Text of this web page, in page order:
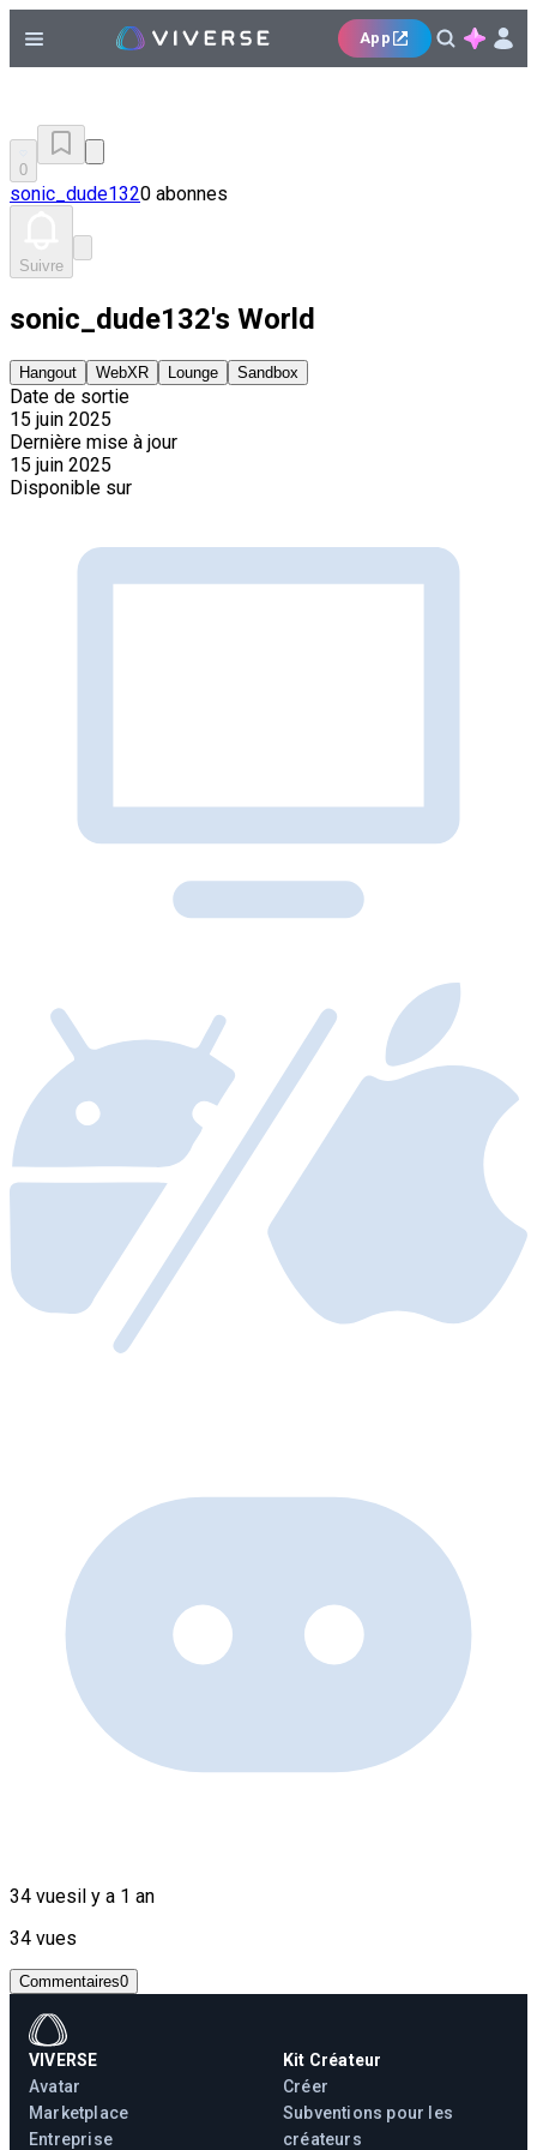
App
0
sonic_dude1320 abonnes
Suivre
sonic_dude132's World
Hangout WebXR Lounge Sandbox
Date de sortie
15 juin 2025
Dernière mise à jour
15 juin 2025
Disponible sur
34 vuesil y a 1 an
34 vues
Commentaires0
VIVERSE
Avatar
Marketplace
Entreprise
Kit Créateur
Créer
Subventions pour les
créateurs